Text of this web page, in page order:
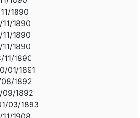
1890
1890
1890
1890
11/1890
01/1891
08/1892
09/1892
03/1893
1908